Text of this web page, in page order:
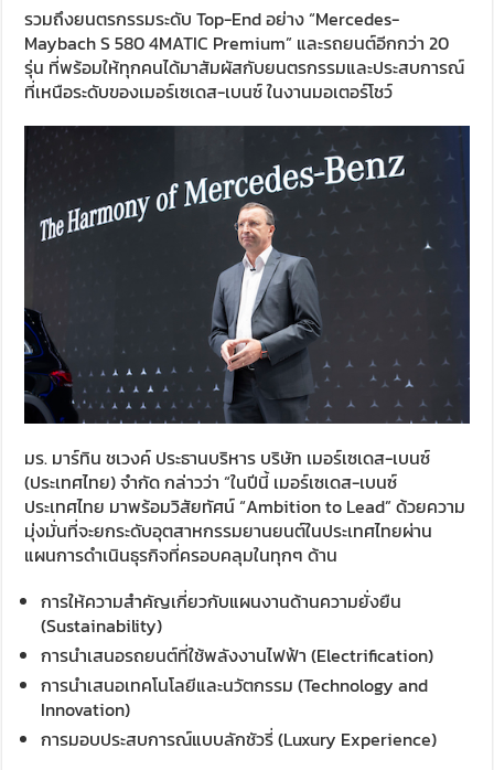
รวมถึงยนตรกรรมระดับ Top-End อย่าง “Mercedes-
Maybach S 580 4MATIC Premium” และรถยนต์อีกกว่า 20
รุ่น ที่พร้อมให้ทุกคนได้มาสัมผัสกับยนตรกรรมและประสบการณ์
ที่เหนือระดับของเมอร์เซเดส-เบนซ์ ในงานมอเตอร์โชว์
มร. มาร์ทิน ชเวงค์ ประธานบริหาร บริษัท เมอร์เซเดส-เบนซ์
(ประเทศไทย) จำกัด กล่าวว่า “ในปีนี้ เมอร์เซเดส-เบนซ์
ประเทศไทย มาพร้อมวิสัยทัศน์ “Ambition to Lead” ด้วยความ
มุ่งมั่นที่จะยกระดับอุตสาหกรรมยานยนต์ในประเทศไทยผ่าน
แผนการดำเนินธุรกิจที่ครอบคลุมในทุกๆ ด้าน
การให้ความสำคัญเกี่ยวกับแผนงานด้านความยั่งยืน
(Sustainability)
การนำเสนอรถยนต์ที่ใช้พลังงานไฟฟ้า (Electrification)
การนำเสนอเทคโนโลยีและนวัตกรรม (Technology and
Innovation)
การมอบประสบการณ์แบบลักชัวรี่ (Luxury Experience)